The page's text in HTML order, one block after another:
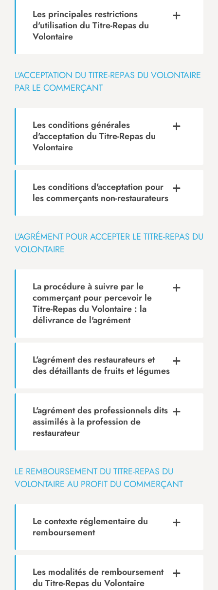
Les principales restrictions
d'utilisation du Titre-Repas du
Volontaire
L'ACCEPTATION DU TITRE-REPAS DU VOLONTAIRE
PAR LE COMMERÇANT
Les conditions générales
d'acceptation du Titre-Repas du
Volontaire
Les conditions d'acceptation pour
les commerçants non-restaurateurs
L'AGRÉMENT POUR ACCEPTER LE TITRE-REPAS DU
VOLONTAIRE
La procédure à suivre par le
commerçant pour percevoir le
Titre-Repas du Volontaire : la
délivrance de l'agrément
L'agrément des restaurateurs et
des détaillants de fruits et légumes
L'agrément des professionnels dits
assimilés à la profession de
restaurateur
LE REMBOURSEMENT DU TITRE-REPAS DU
VOLONTAIRE AU PROFIT DU COMMERÇANT
Le contexte réglementaire du
remboursement
Les modalités de remboursement
du Titre-Repas du Volontaire